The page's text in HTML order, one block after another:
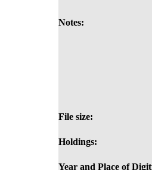
Notes:
File size:
Holdings:
Year and Place of